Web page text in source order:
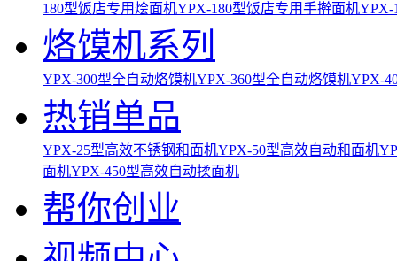
180型饭店专用烩面机YPX-180型饭店专用手擀面机YPX-
烙馍机系列
YPX-300型全自动烙馍机YPX-360型全自动烙馍机YPX-
热销单品
YPX-25型高效不锈钢和面机YPX-50型高效自动和面机
面机YPX-450型高效自动揉面机
帮你创业